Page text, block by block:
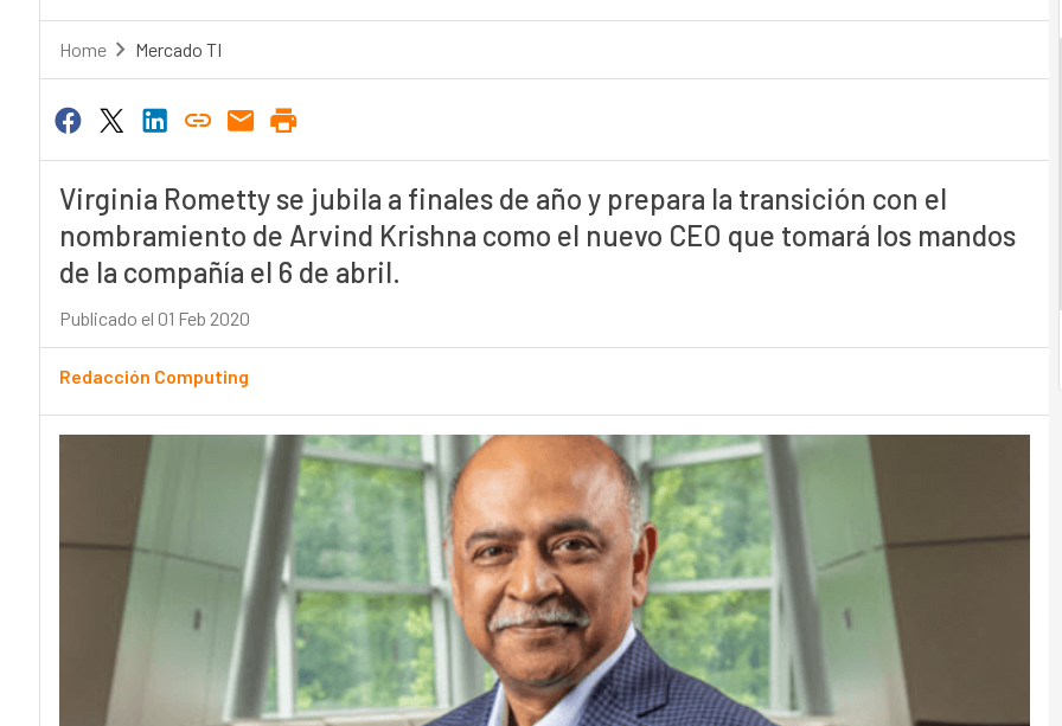
Home Mercado TI
Virginia Rometty se jubila a finales de año y prepara la transición con el
nombramiento de Arvind Krishna como el nuevo CEO que tomará los mandos
de la compañía el 6 de abril.
Publicado el 01 Feb 2020
Redacción Computing